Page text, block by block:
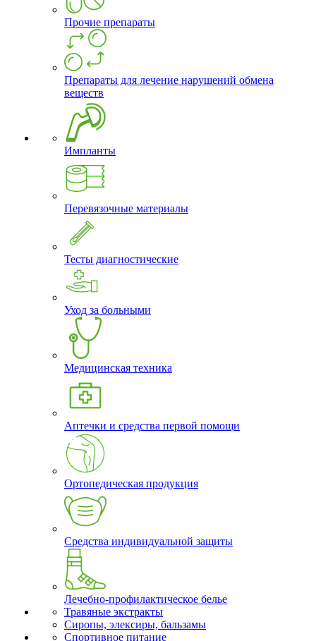
Прочие препараты
Препараты для лечение нарушений обмена
веществ
Импланты
Перевязочные материалы
Тесты диагностические
Уход за больными
Медицинская техника
Аптечки и средства первой помощи
Ортопедическая продукция
Средства индивидуальной защиты
Лечебно-профилактическое белье
Травяные экстракты
Сиропы, элексиры, бальзамы
Спортивное питание